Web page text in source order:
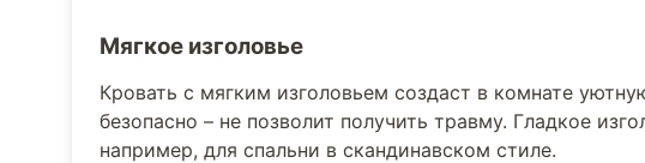
Мягкое изголовье
Кровать с мягким изголовьем создаст в комнате
безопасно – не позволит получить травму. Гладкое
например, для спальни в скандинавском стиле.